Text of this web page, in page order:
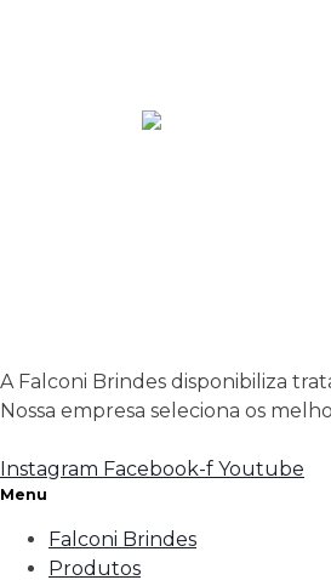
A Falconi Brindes disponibiliza
Nossa empresa seleciona os
Instagram Facebook-f Youtube
Menu
Falconi Brindes
Produtos